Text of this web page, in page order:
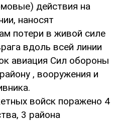
действия на
наносят
потери в живой силе
вдоль всей линии
авиация Сил обороны
, вооружения и
войск поражено 4
3 района